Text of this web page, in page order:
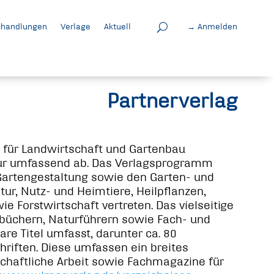
Verlage Aktuell → Anmelden
Partnerverlag
Landwirtschaft und Gartenbau
umfassend ab. Das Verlagsprogramm
sowie den Garten- und
Nutz- und Heimtiere, Heilpflanzen,
Forstwirtschaft vertreten. Das vielseitige
Naturführern sowie Fach- und
Titel umfasst, darunter ca. 80
Diese umfassen ein breites
Arbeit sowie Fachmagazine für